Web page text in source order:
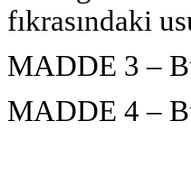
fıkrasındaki
MADDE 3 –
MADDE 4 –